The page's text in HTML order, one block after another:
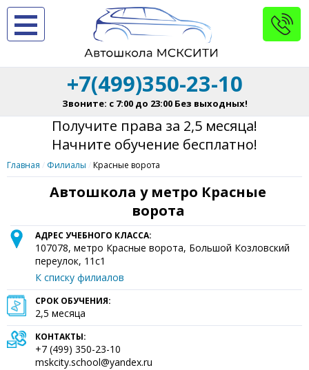
+7(499)350-23-10
Звоните: с 7:00 до 23:00 Без выходных!
Получите права за 2,5 месяца!
Начните обучение бесплатно!
Главная Филиалы Красные ворота
Автошкола у метро Красные
ворота
АДРЕС УЧЕБНОГО КЛАССА:
107078, метро Красные ворота, Большой Козловский
переулок, 11с1
К списку филиалов
СРОК ОБУЧЕНИЯ:
2,5 месяца
КОНТАКТЫ:
+7 (499) 350-23-10
mskcity.school@yandex.ru